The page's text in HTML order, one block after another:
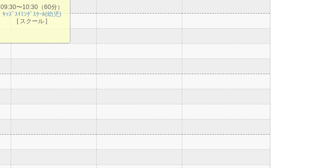
09:30〜10:30（60分）
ｷｯｽﾞｽｲﾐﾝｸﾞｽｸｰﾙ(幼児)
[ スクール ]